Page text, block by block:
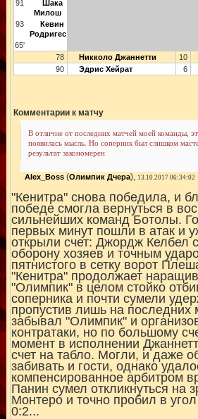
91
Шака
Милош
93
Кевин
Родригес
65'
78
Никколо Джаннетти 10
90
Эдрис Хейрат 6
Комментарии к матчу
В отличие от последних матчей моей команды,
появилась мысль. Но соперник был слишком
результат закономерен
Alex_Boss(Олимпик Дчера), 13.10.2017 06:34:02
"Кенитра" снова победила, и
победе смогла вернуться в
сильнейших команд Ботолы.
первых минут пошли в атак и
открыли счет: Джордж Келбел
оборону хозяев и точным
пятнистого в сетку ворот
"Кенитра" продолжает
"Олимпик" в целом стойко
соперника и почти сумели
пропустив лишь на последних
забывал "Олимпик" и
контратаки, но по большому
момент в исполнении
счет на табло. Могли, и даже
забивать и гости, однако
компенсированное арбитром
Панин сумел откликнуться на
Монтеро и точно пробил в
0:2...